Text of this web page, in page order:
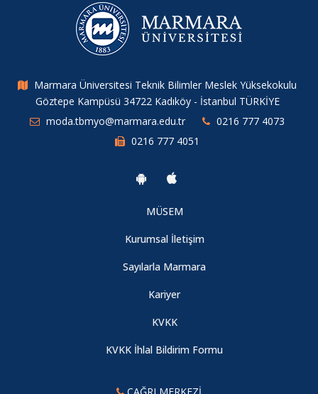
Marmara Üniversitesi Teknik Bilimler Meslek Yüksekokulu
Göztepe Kampüsü 34722 Kadıköy - İstanbul TÜRKİYE
moda.tbmyo@marmara.edu.tr
0216 777 4073
0216 777 4051
MÜSEM
Kurumsal İletişim
Sayılarla Marmara
Kariyer
KVKK
KVKK İhlal Bildirim Formu